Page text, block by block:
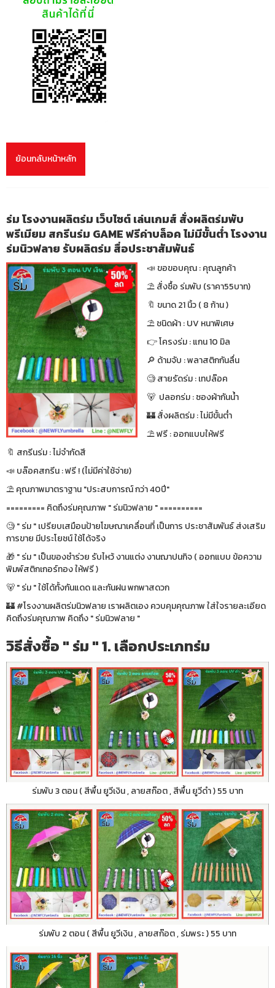
ย้อนกลับหน้าหลัก
ร่ม โรงงานผลิตร่ม เว็บไซต์ เล่นเกมส์ สั่งผลิตร่มพับ
พรีเมียม สกรีนร่ม GAME ฟรีค่าบล็อค ไม่มีขั้นต่ำ โรงงาน
ร่มนิวฟลาย รับผลิตร่ม สื่อประชาสัมพันธ์
📣 ขอขอบคุณ : คุณลูกค้า
⛱ สั่งซื้อ ร่มพับ (ราคา55บาท)
🔖 ขนาด 21 นิ้ว ( 8 ก้าน )
⛱ ชนิดผ้า : UV หนาพิเศษ
👉 โครงร่ม : แกน 10 มิล
🔎 ด้ามจับ : พลาสติกกันลื่น
🧐 สายรัดร่ม : เทปล๊อค
🐻 ปลอกร่ม : ซองผ้ากันน้ำ
🏰 สั่งผลิตร่ม : ไม่มีขั้นต่ำ
⛱ ฟรี : ออกแบบให้ฟรี
🔖 สกรีนร่ม : ไม่จำกัดสี
📣 บล๊อคสกรีน : ฟรี ! (ไม่มีค่าใช้จ่าย)
⛱ คุณภาพมาตราฐาน "ประสบการณ์ กว่า 40ปี"
========= คิดถึงร่มคุณภาพ " ร่มนิวฟลาย " ==========
🧐 " ร่ม " เปรียบเสมือนป้ายโฆษณาเคลื่อนที่ เป็นการ ประชาสัมพันธ์ ส่งเสริม
การขาย มีประโยชน์ ใช้ได้จริง
🎁 " ร่ม " เป็นของชำร่วย รับไหว้ งานแต่ง งานฌาปนกิจ ( ออกแบบ ข้อความ
พิมพ์สติกเกอร์ทอง ให้ฟรี )
🐻 " ร่ม " ใช้ได้ทั้งกันแดด และกันฝน พกพาสดวก
🏰 #โรงงานผลิตร่มนิวฟลาย เราผลิตเอง ควบคุมคุณภาพ ใส่ใจรายละเอียด
คิดถึงร่มคุณภาพ คิดถึง " ร่มนิวฟลาย "
วิธีสั่งซื้อ " ร่ม " 1. เลือกประเภทร่ม
ร่มพับ 3 ตอน ( สีพื้น ยูวีเงิน , ลายสก๊อต , สีพื้น ยูวีดำ ) 55 บาท
ร่มพับ 2 ตอน ( สีพื้น ยูวีเงิน , ลายสก๊อต , ร่มพระ ) 55 บาท